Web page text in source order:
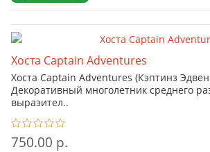
Хоста Captain Adventures
Хоста Captain Adventures (Кэптинз
Декоративный многолетник среднего
выразител..
750.00 р.